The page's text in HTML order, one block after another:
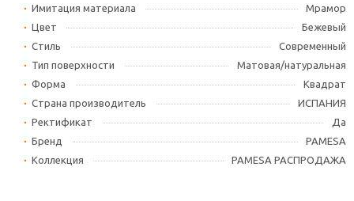
Имитация материала
Мрамор
Цвет
Бежевый
Стиль
Современный
Тип поверхности
Матовая/натуральная
Форма
Квадрат
Страна производитель
ИСПАНИЯ
Ректификат
Да
Бренд
PAMESA
Коллекция
PAMESA РАСПРОДАЖА